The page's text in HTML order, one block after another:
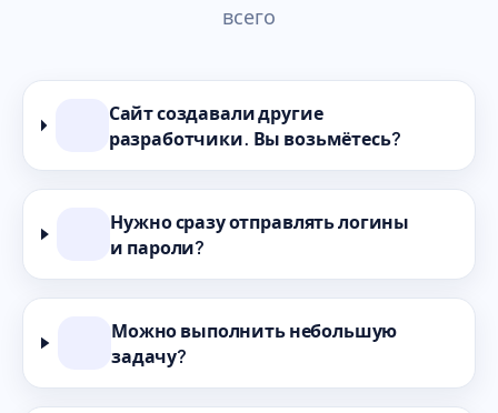
всего
Сайт создавали другие
разработчики. Вы возьмётесь?
Нужно сразу отправлять логины
и пароли?
Можно выполнить небольшую
задачу?